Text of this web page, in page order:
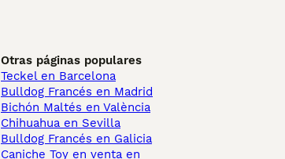
Otras páginas populares
Teckel en Barcelona
Bulldog Francés en Madrid
Bichón Maltés en València
Chihuahua en Sevilla
Bulldog Francés en Galicia
Caniche Toy en venta en